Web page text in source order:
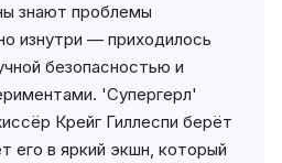
знают проблемы
изнутри — приходилось
безопасностью и
'Супергерл'
Крейг Гиллеспи берёт
его в яркий экшн, который